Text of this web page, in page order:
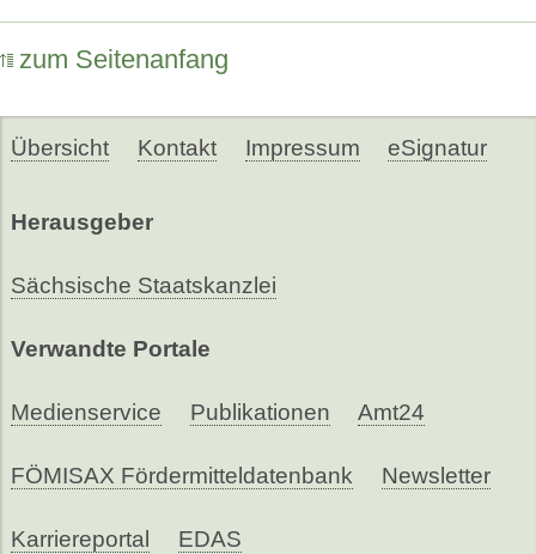
zum Seitenanfang
Übersicht Kontakt Impressum eSignatur
Herausgeber
Sächsische Staatskanzlei
Verwandte Portale
Medienservice Publikationen Amt24
FÖMISAX Fördermitteldatenbank Newsletter
Karriereportal EDAS